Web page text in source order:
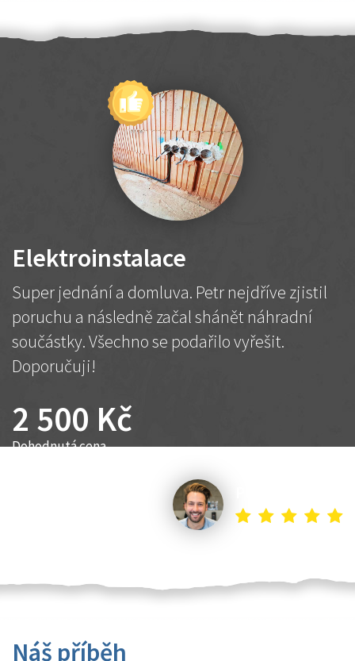
Elektroinstalace
Super jednání a domluva. Petr nejdříve zjistil
poruchu a následně začal shánět náhradní
součástky. Všechno se podařilo vyřešit.
Doporučuji!
2 500 Kč
Dohodnutá cena
Náš příběh